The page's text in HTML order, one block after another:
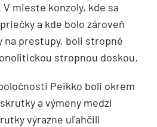
mieste konzoly, kde sa
a kde bolo zároveň
prestupy, boli stropné
stropnou doskou.
Peikko boli okrem
a výmeny medzi
výrazne uľahčili